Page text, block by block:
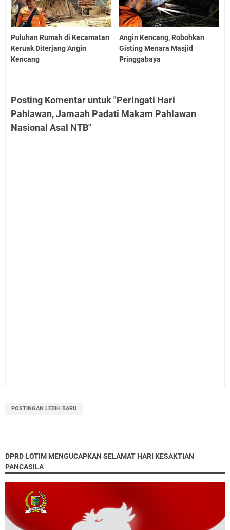
Puluhan Rumah di Kecamatan
Keruak Diterjang Angin
Kencang
Angin Kencang, Robohkan
Gisting Menara Masjid
Pringgabaya
Posting Komentar untuk "Peringati Hari
Pahlawan, Jamaah Padati Makam Pahlawan
Nasional Asal NTB"
POSTINGAN LEBIH BARU
DPRD LOTIM MENGUCAPKAN SELAMAT HARI KESAKTIAN
PANCASILA